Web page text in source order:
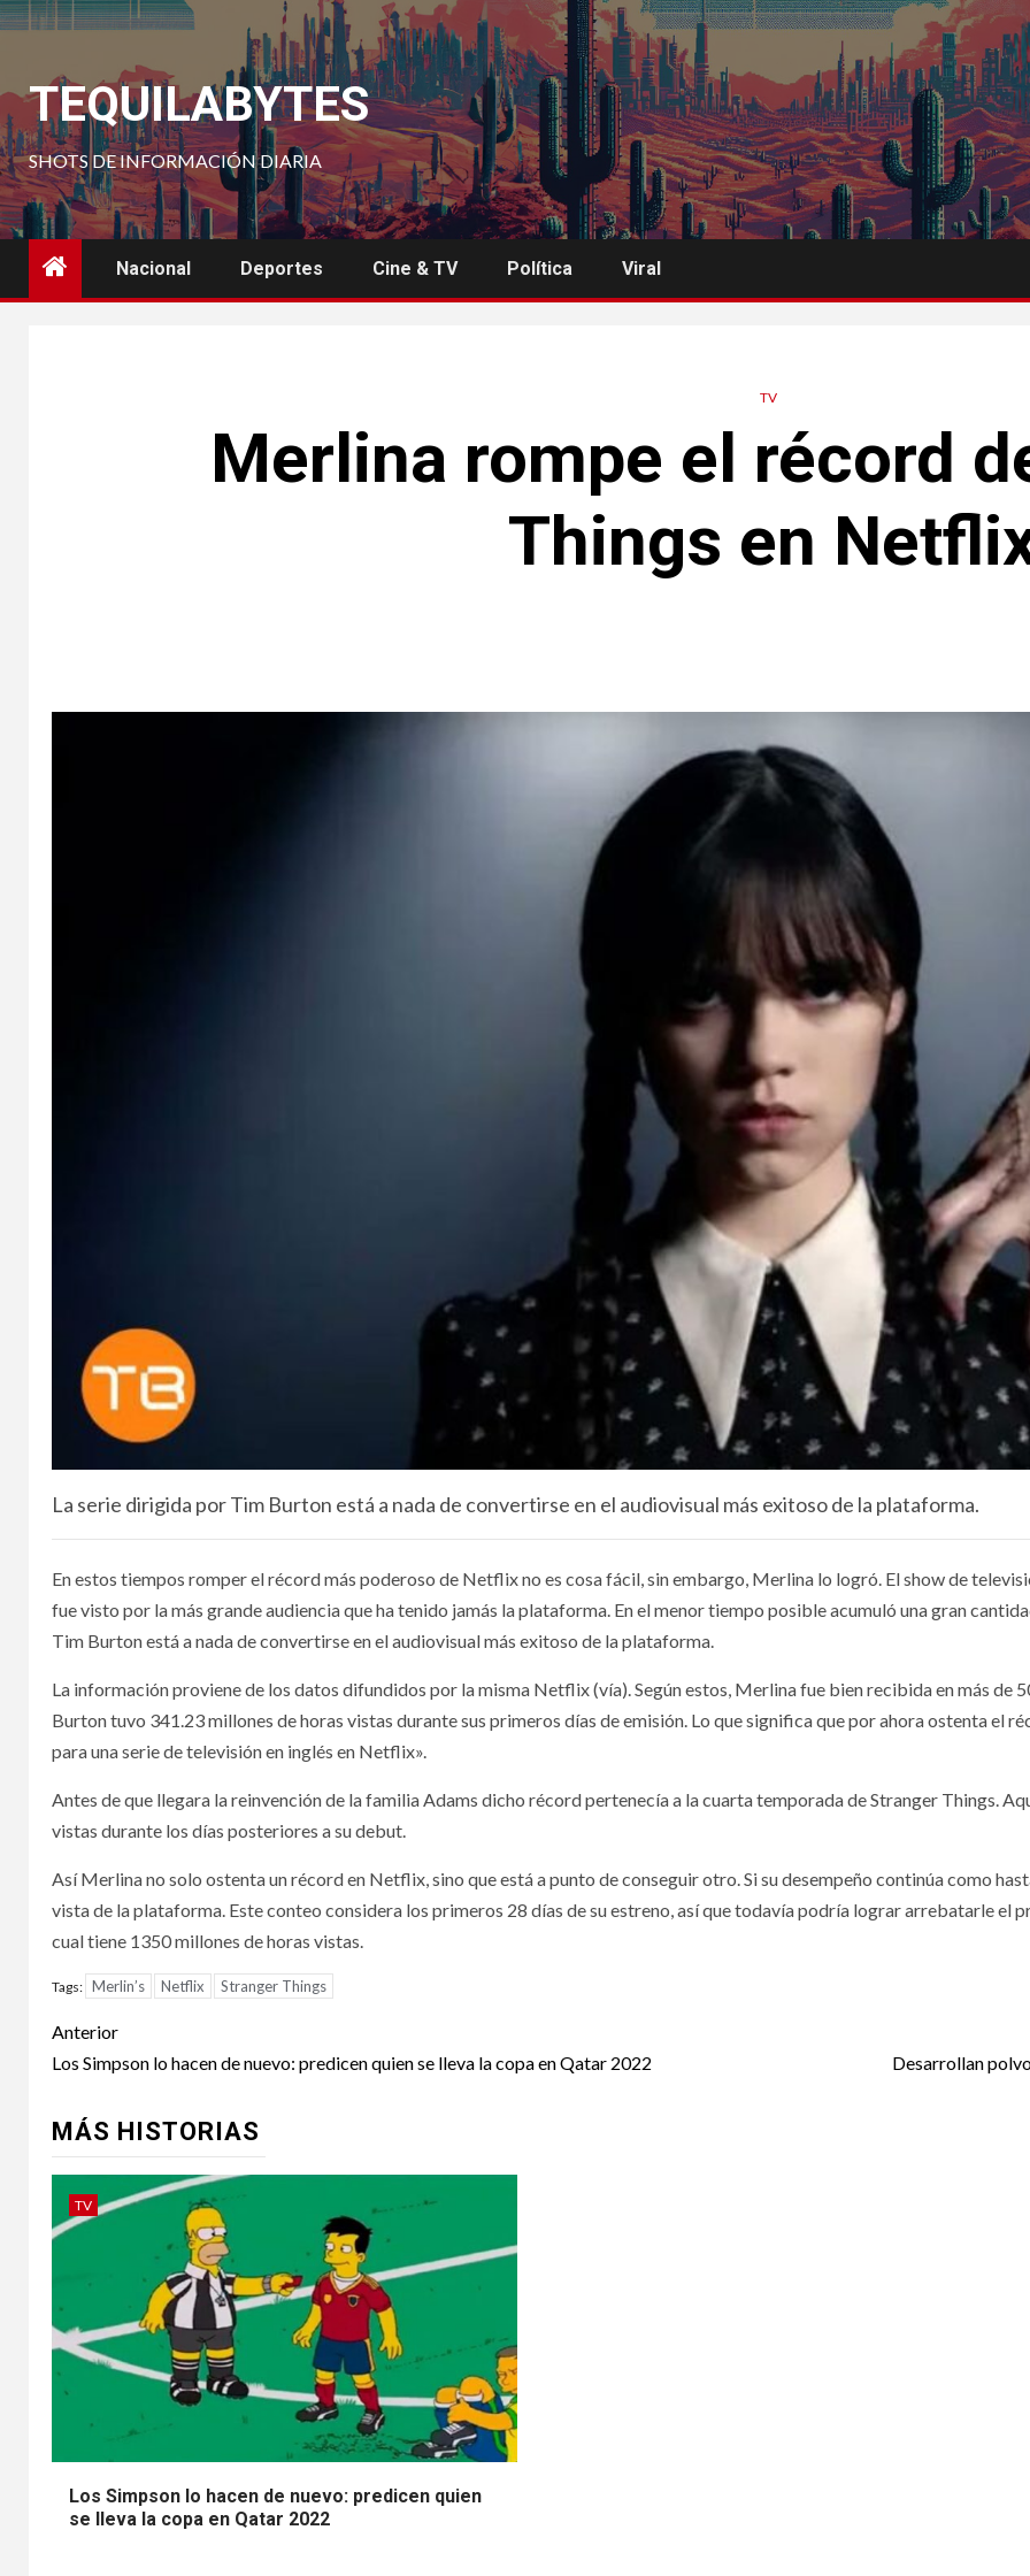
Saltar
contenido
TEQUILABYTES
SHOTS DE INFORMACIÓN DIARIA
Nacional Deportes Cine & TV Política Viral
TV
Merlina rompe el récord
Things en
La serie dirigida por Tim Burton está a nada de convertirse en el audiovisual más exitoso de la plataforma.
En estos tiempos romper el récord más poderoso de Netflix no es cosa fácil, sin embargo, Merlina lo logró. El show de
fue visto por la más grande audiencia que ha tenido jamás la plataforma. En el menor tiempo posible acumuló una gran
Tim Burton está a nada de convertirse en el audiovisual más exitoso de la plataforma.
La información proviene de los datos difundidos por la misma Netflix (vía). Según estos, Merlina fue bien recibida en más de
Burton tuvo 341.23 millones de horas vistas durante sus primeros días de emisión. Lo que significa que por ahora ostenta el
para una serie de televisión en inglés en Netflix».
Antes de que llegara la reinvención de la familia Adams dicho récord pertenecía a la cuarta temporada de Stranger Things.
vistas durante los días posteriores a su debut.
Así Merlina no solo ostenta un récord en Netflix, sino que está a punto de conseguir otro. Si su desempeño continúa como
vista de la plataforma. Este conteo considera los primeros 28 días de su estreno, así que todavía podría lograr arrebatarle el
cual tiene 1350 millones de horas vistas.
Tags: Merlin’s Netflix Stranger Things
Post
navigation
Anterior
Los Simpson lo hacen de nuevo: predicen quien se lleva la copa en Qatar 2022
Desarrollan
MÁS HISTORIAS
TV
Los Simpson lo hacen de nuevo: predicen quien
se lleva la copa en Qatar 2022